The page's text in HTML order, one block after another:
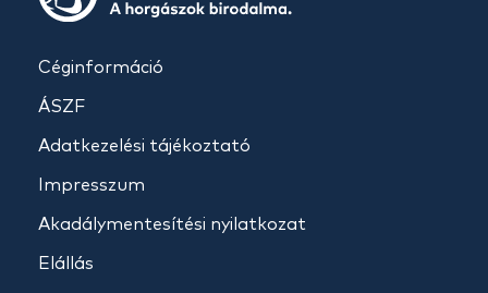
Céginformáció
ÁSZF
Adatkezelési tájékoztató
Impresszum
Akadálymentesítési nyilatkozat
Elállás